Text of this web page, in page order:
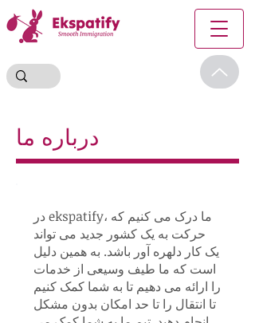
درباره ما
در ekspatify، ما درک می کنیم که
حرکت به یک کشور جدید می تواند
یک کار دلهره آور باشد. به همین دلیل
است که ما طیف وسیعی از خدمات
را ارائه می دهیم تا به شما کمک کنیم
تا انتقال را تا حد امکان بدون مشکل